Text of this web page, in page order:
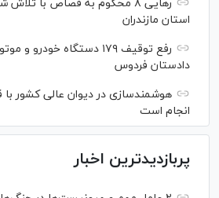
رهایی ۸ محکوم به قصاص با
استان مازندران
رفع توقیف ۱۷۹ دستگاه
دادستان فردوس
هوشمندسازی در دیوان عالی کشور
انجام است
پربازدیدترین اخبار